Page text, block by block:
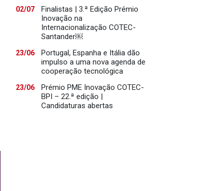
02/07
Finalistas | 3.ª Edição Prémio
Inovação na
Internacionalização COTEC-
Santander￼
23/06
Portugal, Espanha e Itália dão
impulso a uma nova agenda de
cooperação tecnológica
23/06
Prémio PME Inovação COTEC-
BPI – 22.ª edição |
Candidaturas abertas